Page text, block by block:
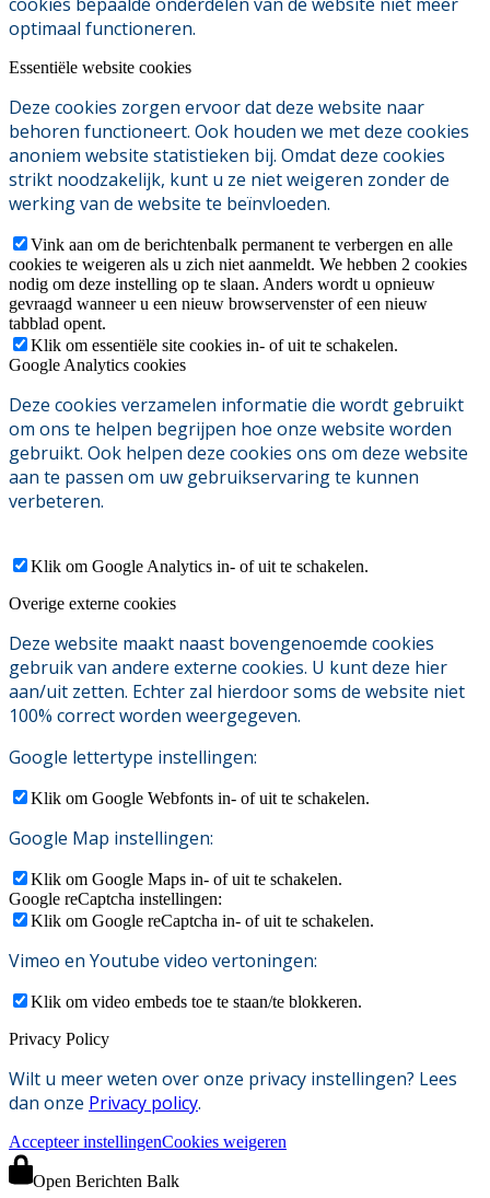
optimaal functioneren.
Essentiële website cookies
Deze cookies zorgen ervoor dat deze website naar
behoren functioneert. Ook houden we met deze cookies
anoniem website statistieken bij. Omdat deze cookies
strikt noodzakelijk, kunt u ze niet weigeren zonder de
werking van de website te beïnvloeden.
Vink aan om de berichtenbalk permanent te verbergen en alle
cookies te weigeren als u zich niet aanmeldt. We hebben 2 cookies
nodig om deze instelling op te slaan. Anders wordt u opnieuw
gevraagd wanneer u een nieuw browservenster of een nieuw
tabblad opent.
Klik om essentiële site cookies in- of uit te schakelen.
Google Analytics cookies
Deze cookies verzamelen informatie die wordt gebruikt
om ons te helpen begrijpen hoe onze website worden
gebruikt. Ook helpen deze cookies ons om deze website
aan te passen om uw gebruikservaring te kunnen
verbeteren.
Klik om Google Analytics in- of uit te schakelen.
Overige externe cookies
Deze website maakt naast bovengenoemde cookies
gebruik van andere externe cookies. U kunt deze hier
aan/uit zetten. Echter zal hierdoor soms de website niet
100% correct worden weergegeven.
Google lettertype instellingen:
Klik om Google Webfonts in- of uit te schakelen.
Google Map instellingen:
Klik om Google Maps in- of uit te schakelen.
Google reCaptcha instellingen:
Klik om Google reCaptcha in- of uit te schakelen.
Vimeo en Youtube video vertoningen:
Klik om video embeds toe te staan/te blokkeren.
Privacy Policy
Wilt u meer weten over onze privacy instellingen? Lees
dan onze Privacy policy.
Accepteer instellingenCookies weigeren
Open Berichten Balk